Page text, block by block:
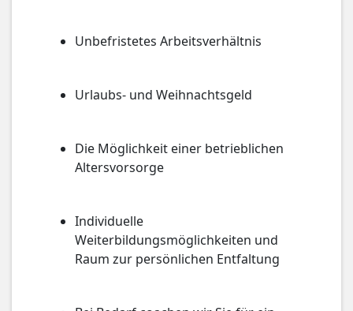
Unbefristetes Arbeitsverhältnis
Urlaubs- und Weihnachtsgeld
Die Möglichkeit einer betrieblichen
Altersvorsorge
Individuelle
Weiterbildungsmöglichkeiten und
Raum zur persönlichen Entfaltung